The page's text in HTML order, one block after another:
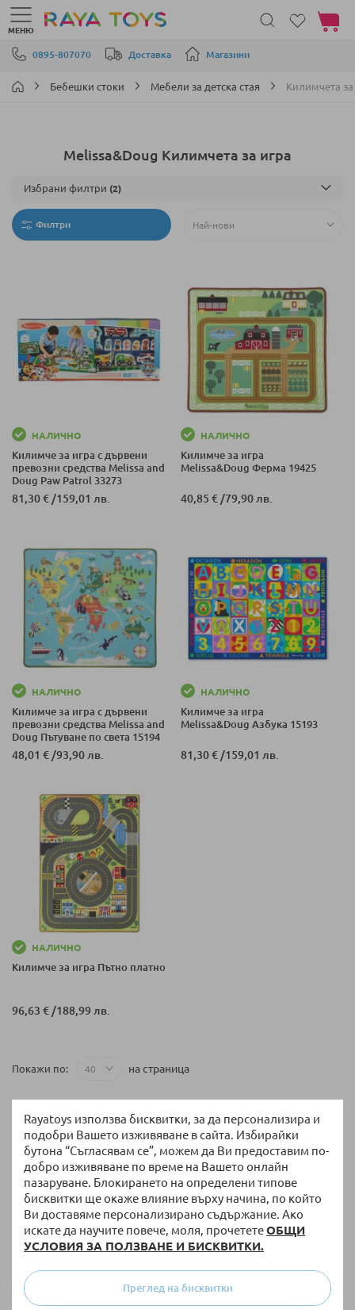
Rayatoys използва бисквитки, за да персонализира и
подобри Вашето изживяване в сайта. Избирайки
бутона “Съгласявам се”, можем да Ви предоставим по-
добро изживяване по време на Вашето онлайн
пазаруване. Блокирането на определени типове
бисквитки ще окаже влияние върху начина, по който
Ви доставяме персонализирано съдържание. Ако
искате да научите повече, моля, прочететеОБЩИ
УСЛОВИЯ ЗА ПОЛЗВАНЕ И БИСКВИТКИ.
Преглед на бисквитки
Прескачане към съдържанието
0895-807070 Доставка Магазини
МЕНЮ
Моята
Бебешки стоки Мебели за детска стая Килимчета за
Melissa&Doug Килимчета за игра
Филтри
НАЛИЧНО
Килимче за игра с дървени
превозни средства Melissa and
Doug Paw Patrol 33273
81,30 € /159,01 лв.
НАЛИЧНО
Килимче за игра
Melissa&Doug Ферма 19425
40,85 € /79,90 лв.
НАЛИЧНО
Килимче за игра с дървени
превозни средства Melissa and
Doug Пътуване по света 15194
48,01 € /93,90 лв.
НАЛИЧНО
Килимче за игра
Melissa&Doug Азбука 15193
81,30 € /159,01 лв.
НАЛИЧНО
Килимче за игра Пътно платно
96,63 €/188,99 лв.
Покажи по на страница
Избрани филтри